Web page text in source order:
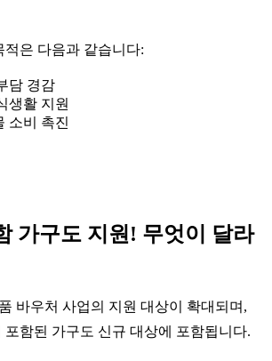
적은 다음과 같습니다:
담 경감
생활 지원
소비 촉진
가구도 지원! 무엇이 달라
바우처 사업의 지원 대상이 확대되며,
포함된 가구도 신규 대상에 포함됩니다.